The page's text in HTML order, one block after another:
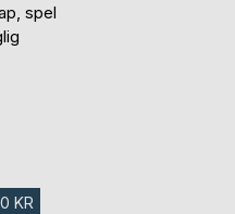
spel
KR